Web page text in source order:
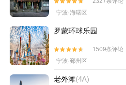


宁波·海曙区
罗蒙环球乐园


1509条评论
宁波·鄞州区
老外滩(4A)